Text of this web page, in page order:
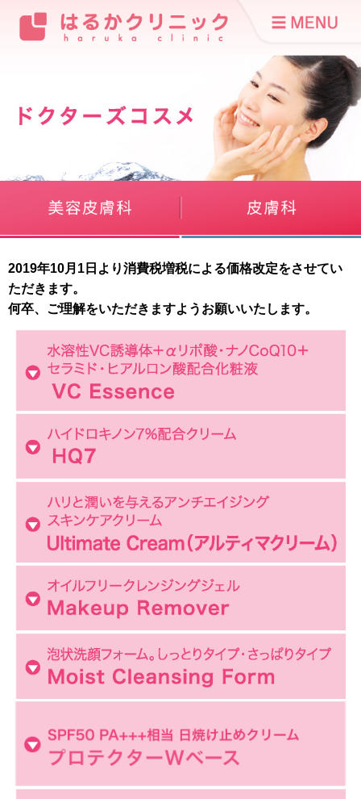
2019年10月1日より消費税増税による価格改定をさせてい
ただきます。
何卒、ご理解をいただきますようお願いいたします。